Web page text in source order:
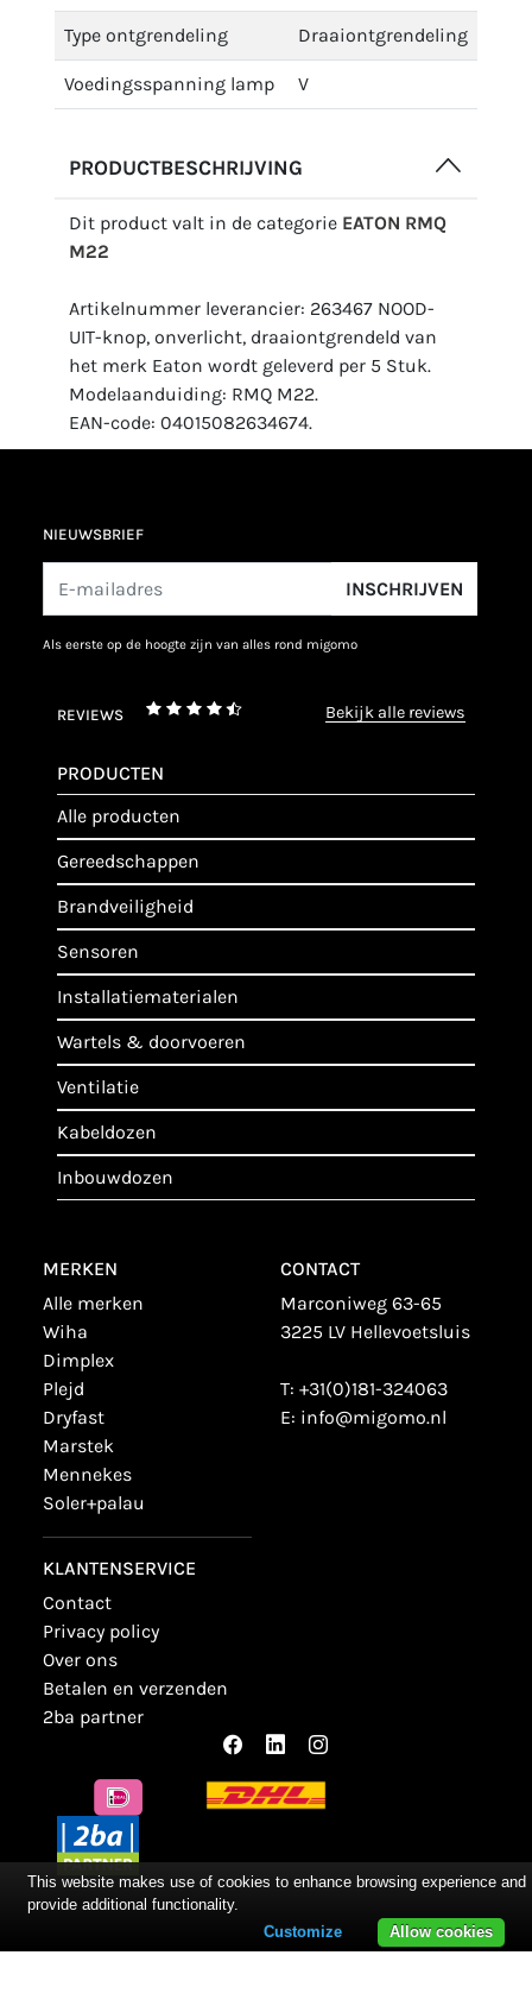
Type ontgrendeling Draaiontgrendeling
Voedingsspanning lamp V
PRODUCTBESCHRIJVING
Dit product valt in de categorie EATON RMQ
M22
Artikelnummer leverancier: 263467 NOOD-
UIT-knop, onverlicht, draaiontgrendeld van
het merk Eaton wordt geleverd per 5 Stuk.
Modelaanduiding: RMQ M22.
EAN-code: 04015082634674.
NIEUWSBRIEF
INSCHRIJVEN
als eerste op de hoogte zijn van alles rond migomo
REVIEWS bekijk alle reviews
PRODUCTEN
alle producten
gereedschappen
brandveiligheid
sensoren
installatiematerialen
wartels & doorvoeren
ventilatie
kabeldozen
inbouwdozen
MERKEN
alle merken
wiha
dimplex
plejd
dryfast
marstek
mennekes
soler+palau
KLANTENSERVICE
contact
privacy policy
over ons
betalen en verzenden
2ba partner
CONTACT
Marconiweg 63-65
3225 LV Hellevoetsluis
T: +31(0)181-324063
E: info@migomo.nl
This website makes use of cookies to enhance browsing experience and
provide additional functionality.
Allow cookies
Customize